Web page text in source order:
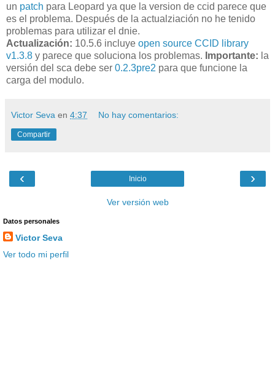
un patch para Leopard ya que la version de ccid parece que
es el problema. Después de la actualziación no he tenido
problemas para utilizar el dnie.
Actualización: 10.5.6 incluye open source CCID library
v1.3.8 y parece que soluciona los problemas. Importante: la
versión del sca debe ser 0.2.3pre2 para que funcione la
carga del modulo.
Victor Seva en 4:37 No hay comentarios:
Compartir
‹ ›
Inicio
Ver versión web
Datos personales
Victor Seva
Ver todo mi perfil